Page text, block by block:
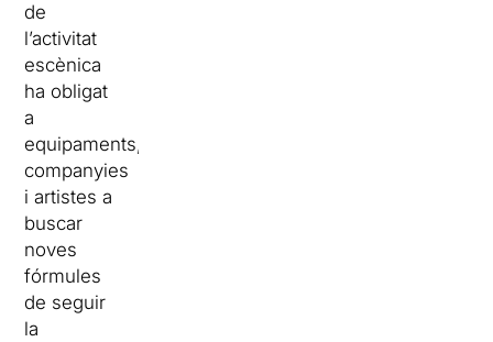
de
l’activitat
escènica
ha obligat
a
equipaments,
companyies
i artistes a
buscar
noves
fórmules
de seguir
la